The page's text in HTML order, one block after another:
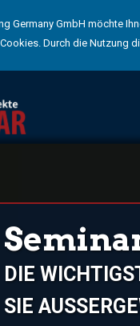
DIE
SIE
Germany GmbH möchte
Durch die Nutzung